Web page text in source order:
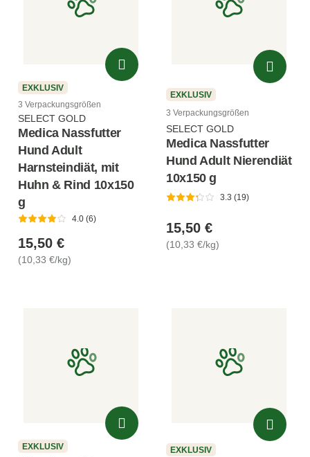
EXKLUSIV
3 Verpackungsgrößen
SELECT GOLD
Medica Nassfutter
Hund Adult
Harnsteindiät, mit
Huhn & Rind 10x150
g
4.0 (6)
15,50 €
(10,33 €/kg)
EXKLUSIV
3 Verpackungsgrößen
SELECT GOLD
Medica Nassfutter
Hund Adult Nierendiät
10x150 g
3.3 (19)
15,50 €
(10,33 €/kg)
EXKLUSIV
EXKLUSIV